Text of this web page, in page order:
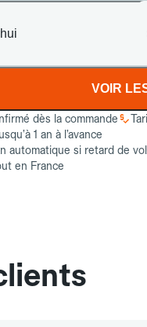
VOIR
dès la commande
1 an à l’avance
automatique si retard de
en France